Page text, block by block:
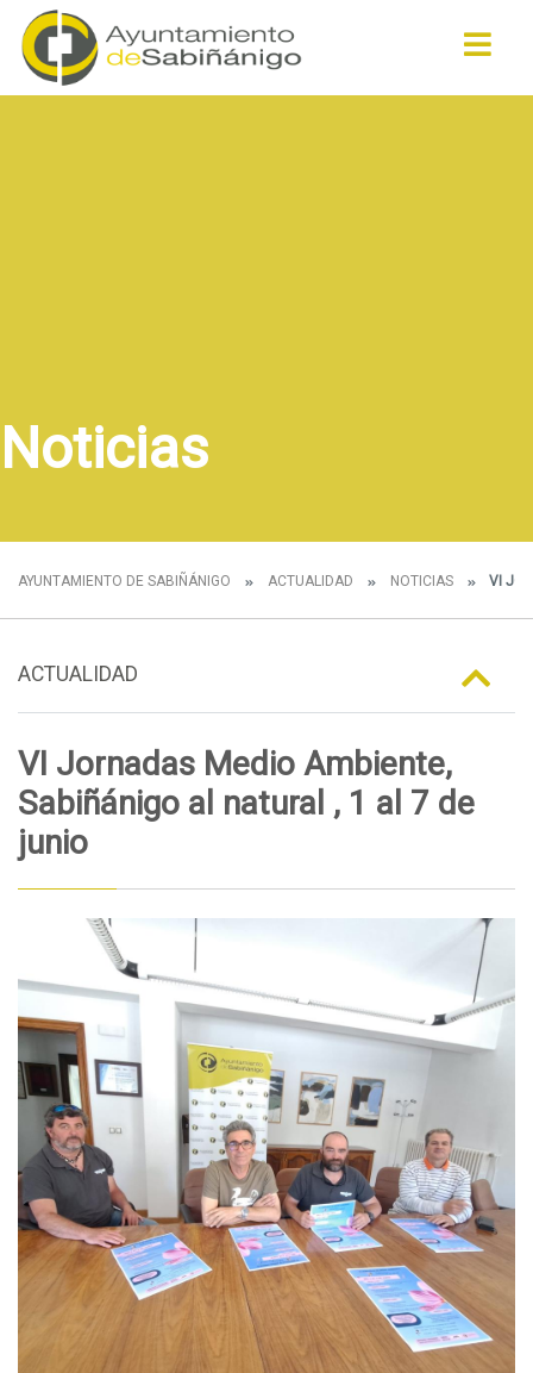
Noticias
AYUNTAMIENTO DE SABIÑÁNIGO ACTUALIDAD NOTICIAS VI
ACTUALIDAD
VI Jornadas Medio Ambiente,
Sabiñánigo al natural , 1 al 7 de
junio